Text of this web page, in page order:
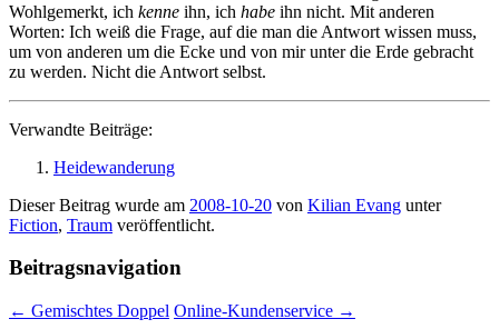
Wohlgemerkt, ich kenne ihn, ich habe ihn nicht. Mit anderen
Worten: Ich weiß die Frage, auf die man die Antwort wissen muss,
um von anderen um die Ecke und von mir unter die Erde gebracht
zu werden. Nicht die Antwort selbst.
Verwandte Beiträge:
Heidewanderung
Dieser Beitrag wurde am 2008-10-20 von Kilian Evang unter
Fiction, Traum veröffentlicht.
Beitragsnavigation
← Gemischtes Doppel Online-Kundenservice →